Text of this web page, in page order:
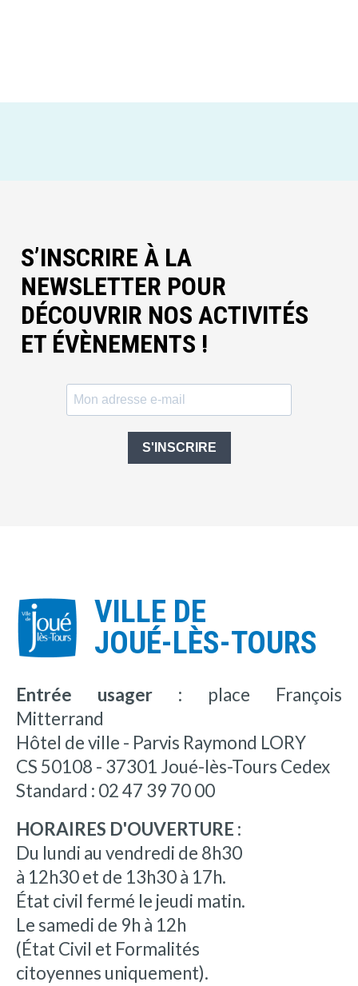
S’INSCRIRE À LA
NEWSLETTER POUR
DÉCOUVRIR NOS ACTIVITÉS
ET ÉVÈNEMENTS !
S'INSCRIRE
VILLE DE
JOUÉ-LÈS-TOURS
Entrée usager : place François
Mitterrand
Hôtel de ville - Parvis Raymond LORY
CS 50108 - 37301 Joué-lès-Tours Cedex
Standard : 02 47 39 70 00
HORAIRES D'OUVERTURE :
Du lundi au vendredi de 8h30
à 12h30 et de 13h30 à 17h.
État civil fermé le jeudi matin.
Le samedi de 9h à 12h
(État Civil et Formalités
citoyennes uniquement).